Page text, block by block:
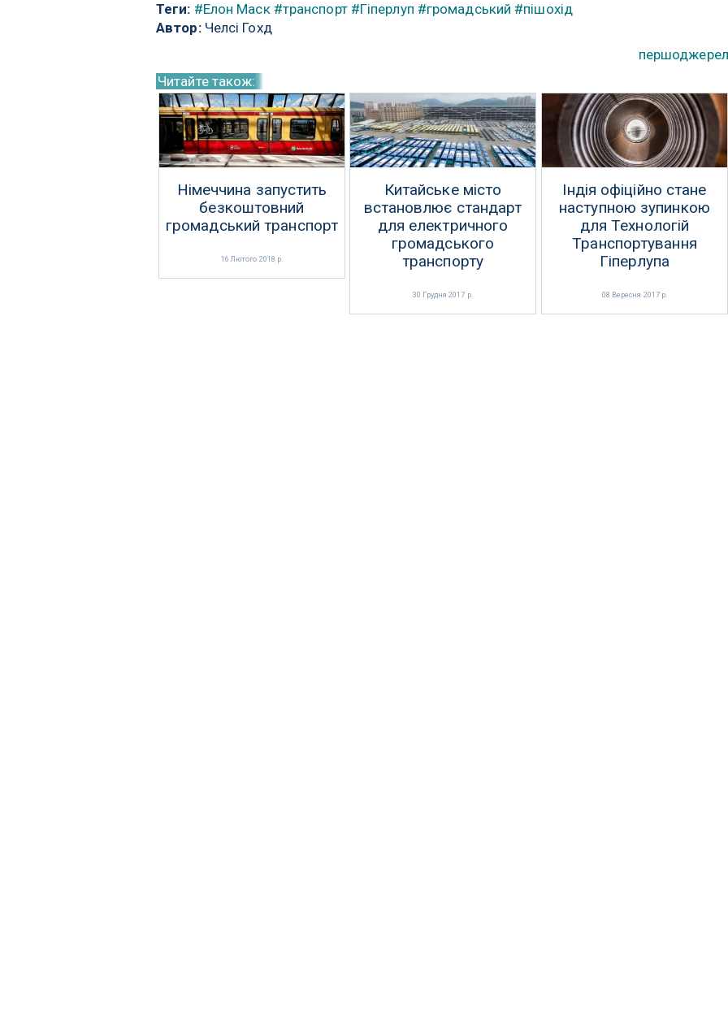
Теги: #Елон Маск #транспорт #Гіперлуп #громадський #пішохід
Автор:Челсі Гохд
Читайте також:
Німеччина запустить
безкоштовний
громадський транспорт
16 Лютого 2018 р.
Китайське місто
встановлює стандарт
для електричного
громадського
транспорту
30 Грудня 2017 р.
Індія офіційно стане
наступною зупинкою
для Технологій
Транспортування
Гіперлупа
08 Вересня 2017 р.